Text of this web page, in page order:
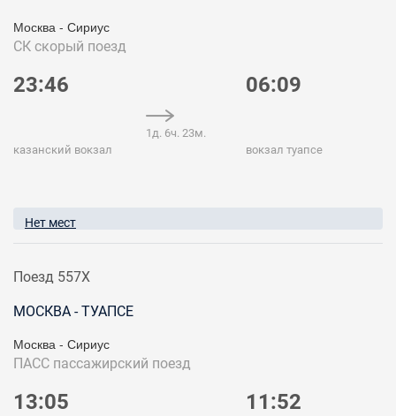
Москва - Сириус
СК скорый поезд
23:46
казанский вокзал
1д. 6ч. 23м.
06:09
вокзал туапсе
Нет мест
Поезд 557Х
МОСКВА - ТУАПСЕ
Москва - Сириус
ПАСС пассажирский поезд
13:05 11:52